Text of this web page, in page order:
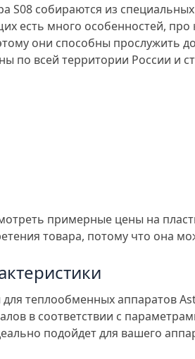
S08 собираются из
есть много особенностей,
они способны прослужить до
по всей территории России и
примерные цены на
товара, потому что она
теплообменных аппаратов
в соответствии с
подойдет для вашего